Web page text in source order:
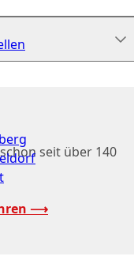
seit über 140
⟶